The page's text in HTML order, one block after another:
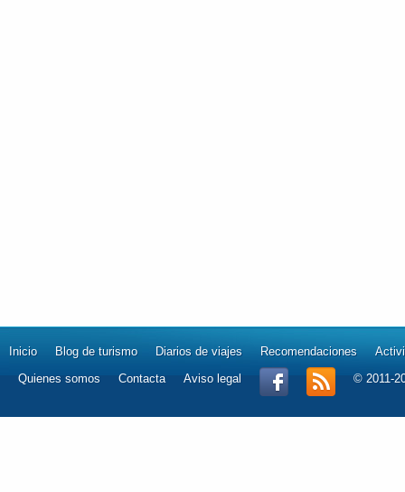
Inicio Blog de turismo Diarios de viajes Recomendaciones
Quienes somos
Contacta Aviso legal © 2011-